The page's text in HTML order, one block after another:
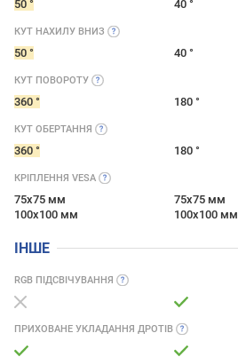
50 ° 40 °
КУТ НАХИЛУ ВНИЗ
50 ° 40 °
КУТ ПОВОРОТУ
360 ° 180 °
КУТ ОБЕРТАННЯ
360 ° 180 °
КРІПЛЕННЯ VESA
75x75 мм
100x100 мм
75x75 мм
100x100 мм
ІНШЕ
RGB ПІДСВІЧУВАННЯ
ПРИХОВАНЕ УКЛАДАННЯ ДРОТІВ